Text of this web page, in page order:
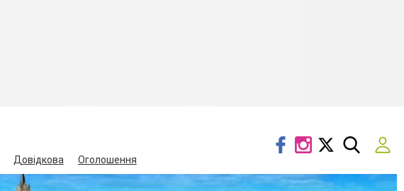
Довідкова Оголошення